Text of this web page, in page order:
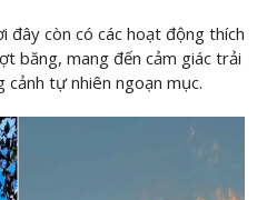
đây còn có các hoạt động thích
băng, mang đến cảm giác trải
tự nhiên ngoạn mục.